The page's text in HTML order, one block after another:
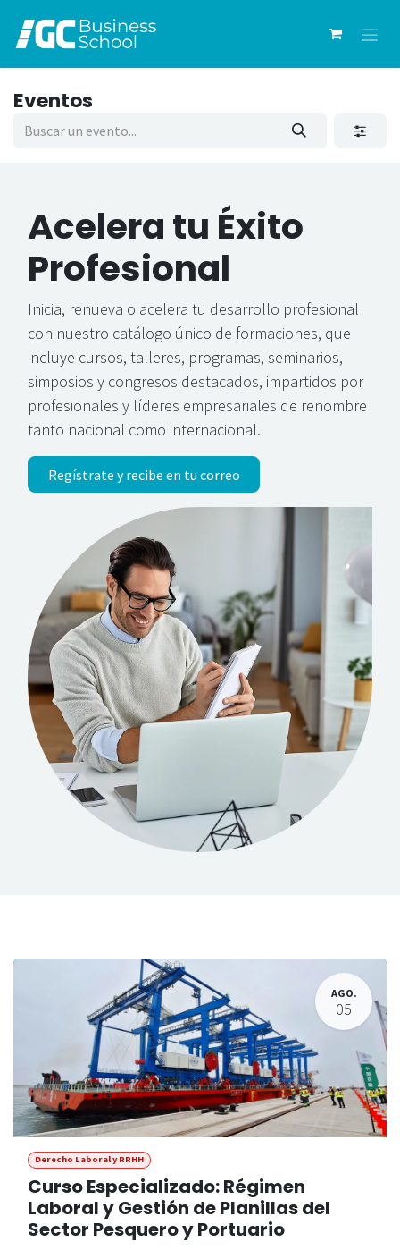
Eventos
Acelera tu Éxito
Profesional
Inicia, renueva o acelera tu desarrollo profesional
con nuestro catálogo único de formaciones, que
incluye cursos, talleres, programas, seminarios,
simposios y congresos destacados, impartidos por
profesionales y líderes empresariales de renombre
tanto nacional como internacional.
Regístrate y recibe en tu correo
AGO.
05
Derecho Laboral y RRHH
Curso Especializado: Régimen
Laboral y Gestión de Planillas del
Sector Pesquero y Portuario